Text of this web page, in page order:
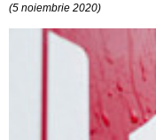
(5 noiembrie 2020)